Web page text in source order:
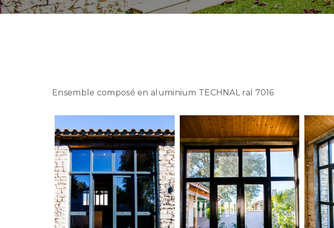
Ensemble composé en aluminium TECHNAL ral 7016